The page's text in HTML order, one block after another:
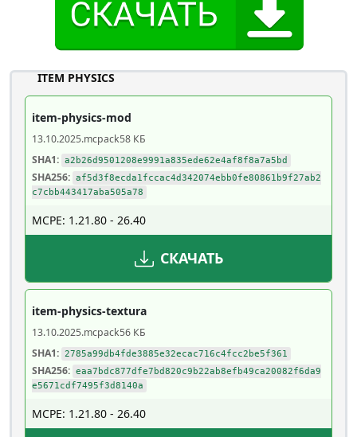
ITEM PHYSICS
item-physics-mod
13.10.2025.mcpack58 КБ
SHA1: a2b26d9501208e9991a835ede62e4af8f8a7a5bd
SHA256: af5d3f8ecda1fccac4d342074ebb0fe80861b9f27ab2
c7cbb443417aba505a78
MCPE: 1.21.80 - 26.40
СКАЧАТЬ
item-physics-textura
13.10.2025.mcpack56 КБ
SHA1: 2785a99db4fde3885e32ecac716c4fcc2be5f361
SHA256: eaa7bdc877dfe7bd820c9b22ab8efb49ca20082f6da9
e5671cdf7495f3d8140a
MCPE: 1.21.80 - 26.40